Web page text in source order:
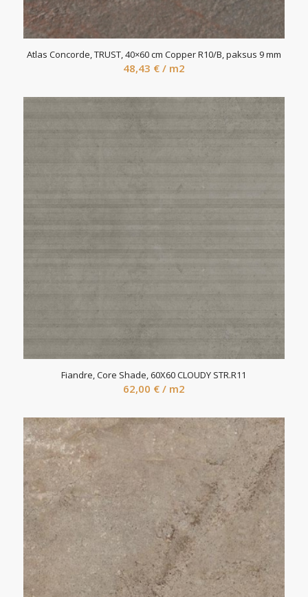
Atlas Concorde, TRUST, 40×60 cm Copper R10/B, paksus 9 mm
48,43 € / m2
Fiandre, Core Shade, 60X60 CLOUDY STR.R11
62,00 € / m2